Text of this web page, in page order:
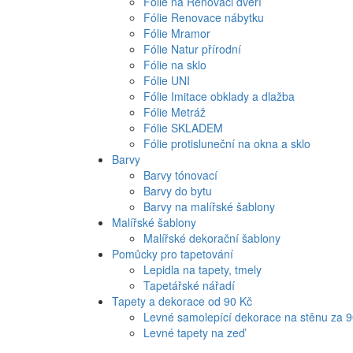
Fólie Renovace nábytku
Fólie Mramor
Fólie Natur přírodní
Fólie na sklo
Fólie UNI
Fólie Imitace obklady a dlažba
Fólie Metráž
Fólie SKLADEM
Fólie protisluneční na okna a sklo
Barvy
Barvy tónovací
Barvy do bytu
Barvy na malířské šablony
Malířské šablony
Malířské dekorační šablony
Pomůcky pro tapetování
Lepidla na tapety, tmely
Tapetářské nářadí
Tapety a dekorace od 90 Kč
Levné samolepící dekorace na stěnu za
Levné tapety na zeď